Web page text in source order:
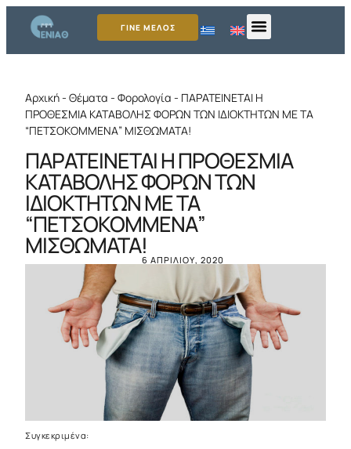
ΓΙΝΕ ΜΕΛΟΣ
Αρχική- Θέματα - Φορολογία - ΠΑΡΑΤΕΙΝΕΤΑΙ Η
ΠΡΟΘΕΣΜΙΑ ΚΑΤΑΒΟΛΗΣ ΦΟΡΩΝ ΤΩΝ ΙΔΙΟΚΤΗΤΩΝ ΜΕ ΤΑ
“ΠΕΤΣΟΚΟΜΜΕΝΑ” ΜΙΣΘΩΜΑΤΑ!
ΠΑΡΑΤΕΙΝΕΤΑΙ Η ΠΡΟΘΕΣΜΙΑ
ΚΑΤΑΒΟΛΗΣ ΦΟΡΩΝ ΤΩΝ
ΙΔΙΟΚΤΗΤΩΝ ΜΕ ΤΑ
“ΠΕΤΣΟΚΟΜΜΕΝΑ”
ΜΙΣΘΩΜΑΤΑ!
6 ΑΠΡΙΛΊΟΥ, 2020
Συγκεκριμένα: